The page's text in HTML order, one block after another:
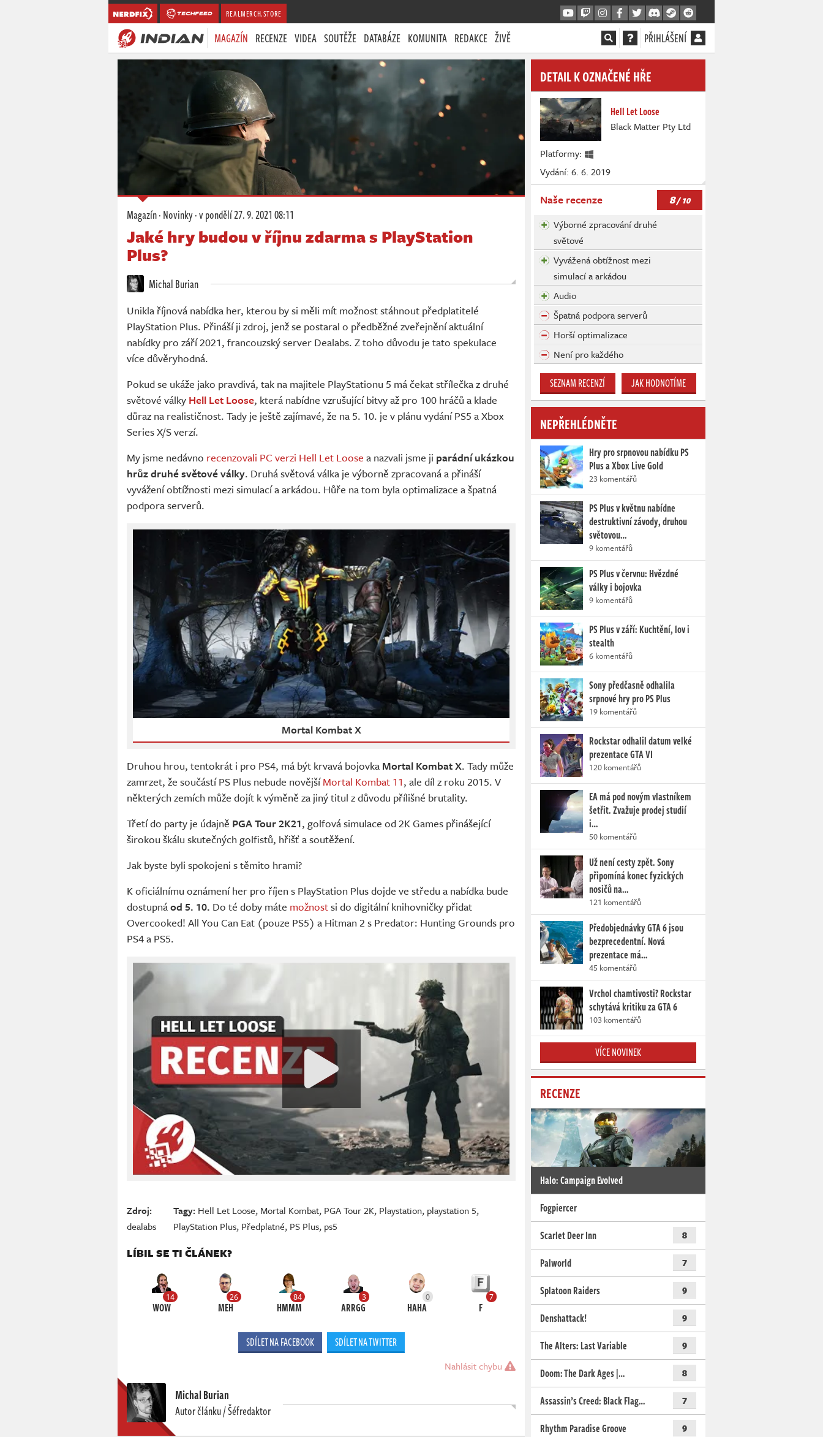
REALMERCH.STORE
MAGAZÍN RECENZE VIDEA SOUTĚŽE DATABÁZE KOMUNITA REDAKCE ŽIVĚ PŘIHLÁŠENÍ
Magazín·Novinky·v pondělí27. 9. 2021 08:11
Jaké hry budou v říjnu zdarma s PlayStation
Plus?
Michal Burian
Unikla říjnová nabídka her, kterou by si měli mít možnost stáhnout předplatitelé
PlayStation Plus. Přináší ji zdroj, jenž se postaral o předběžné zveřejnění aktuální
nabídky pro září 2021, francouzský server Dealabs. Z toho důvodu je tato spekulace
více důvěryhodná.
Pokud se ukáže jako pravdivá, tak na majitele PlayStationu 5 má čekat střílečka z druhé
světové války Hell Let Loose, která nabídne vzrušující bitvy až pro 100 hráčů a klade
důraz na realističnost. Tady je ještě zajímavé, že na 5. 10. je v plánu vydání PS5 a Xbox
Series X/S verzí.
My jsme nedávno recenzovali PC verzi Hell Let Loose a nazvali jsme ji parádní ukázkou
hrůz druhé světové války. Druhá světová válka je výborně zpracovaná a přináší
vyvážení obtížnosti mezi simulací a arkádou. Hůře na tom byla optimalizace a špatná
podpora serverů.
Mortal Kombat X
Druhou hrou, tentokrát i pro PS4, má být krvavá bojovka Mortal Kombat X. Tady může
zamrzet, že součástí PS Plus nebude novějšíMortal Kombat 11, ale díl z roku 2015. V
některých zemích může dojít k výměně za jiný titul z důvodu přílišné brutality.
Třetí do party je údajně PGA Tour 2K21, golfová simulace od 2K Games přinášející
širokou škálu skutečných golfistů, hřišť a soutěžení.
Jak byste byli spokojeni s těmito hrami?
K oficiálnímu oznámení her pro říjen s PlayStation Plus dojde ve středu a nabídka bude
dostupnáod 5. 10. Do té doby máte možnostsi do digitální knihovničky přidat
Overcooked! All You Can Eat (pouze PS5) a Hitman 2 s Predator: Hunting Grounds pro
PS4 a PS5.
Zdroj:
dealabs
Tagy: Hell Let Loose, Mortal Kombat, PGA Tour 2K, Playstation, playstation 5,
PlayStation Plus, Předplatné, PS Plus, ps5
LÍBIL SE TI ČLÁNEK?
14
WOW
26
MEH
84
HMMM
3
ARRGG
0
HAHA
7
F
SDÍLET NA FACEBOOK SDÍLET NA TWITTER
Nahlásit chybu
Michal Burian
Autor článku / Šéfredaktor
DETAIL K OZNAČENÉ HŘE
Hell Let Loose
Black Matter Pty Ltd
Platformy:
Vydání: 6. 6. 2019
Naše recenze 8/ 10
Výborné zpracování druhé
světové
Vyvážená obtížnost mezi
simulací a arkádou
Audio
Špatná podpora serverů
Horší optimalizace
Není pro každého
SEZNAM RECENZÍ JAK HODNOTÍME
NEPŘEHLÉDNĚTE
Hry pro srpnovou nabídku PS
Plus a Xbox Live Gold
23 komentářů
PS Plus v květnu nabídne
destruktivní závody, druhou
světovou…
9 komentářů
PS Plus v červnu: Hvězdné
války i bojovka
9 komentářů
PS Plus v září: Kuchtění, lov i
stealth
6 komentářů
Sony předčasně odhalila
srpnové hry pro PS Plus
19 komentářů
Rockstar odhalil datum velké
prezentace GTA VI
120 komentářů
EA má pod novým vlastníkem
šetřit. Zvažuje prodej studií
i…
50 komentářů
Už není cesty zpět. Sony
připomíná konec fyzických
nosičů na…
121 komentářů
Předobjednávky GTA 6 jsou
bezprecedentní. Nová
prezentace má…
45 komentářů
Vrchol chamtivosti? Rockstar
schytává kritiku za GTA 6
103 komentářů
VÍCE NOVINEK
RECENZE
Halo: Campaign Evolved
Fogpiercer
Scarlet Deer Inn
8
Palworld 7
Splatoon Raiders 9
Denshattack! 9
The Alters: Last Variable 9
Doom: The Dark Ages |… 8
Assassin’s Creed: Black Flag… 7
Rhythm Paradise Groove 9